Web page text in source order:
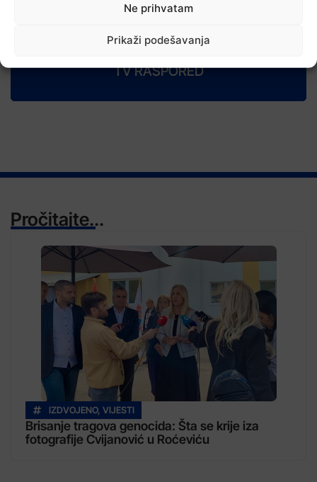
Ne prihvatam
Prikaži podešavanja
TV RASPORED
Pročitajte...
IZDVOJENO, VIJESTI
Brisanje tragova genocida: Šta se krije iza
fotografije Cvijanović u Roćeviću